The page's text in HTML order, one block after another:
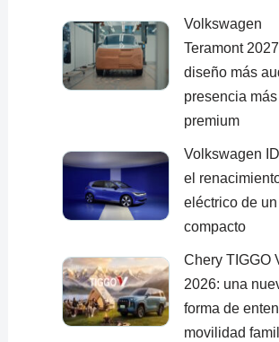
Volkswagen
Teramont
diseño más
presencia más
premium
Volkswagen
el
eléctrico de
compacto
Chery TIGGO
2026: una
forma de
movilidad